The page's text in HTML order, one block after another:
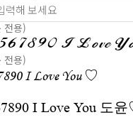
전용)
I Love
전용)
I Love You ♡
I Love You 도